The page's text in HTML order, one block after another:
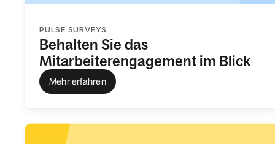
PULSE SURVEYS
Behalten Sie das
Mitarbeiterengagement im Blick
Mehr erfahren